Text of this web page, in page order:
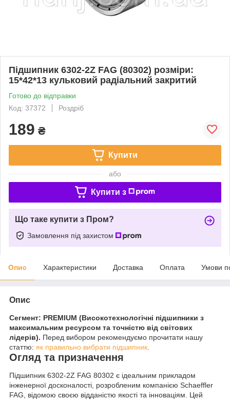
Підшипник 6302-2Z FAG (80302) розміри:
15*42*13 кульковий радіальний закритий
Готово до відправки
Код: 37372
Роздріб
189 ₴
Купити
або
Купити з
Що таке купити з Пром?
Замовлення під захистом
Опис Характеристики Доставка Оплата Умови
Опис
Сегмент: PREMIUM (Високотехнологічні підшипники з
максимальним ресурсом та точністю від світових
лідерів). Перед вибором рекомендуємо прочитати нашу
статтю: як правильно вибрати підшипник
Огляд та призначення
Підшипник 6302-2Z FAG 80302 є ідеальним прикладом
інженерної досконалості, розробленим компанією Schaeffler
FAG, відомою своєю відданістю якості та інноваціям. Цей